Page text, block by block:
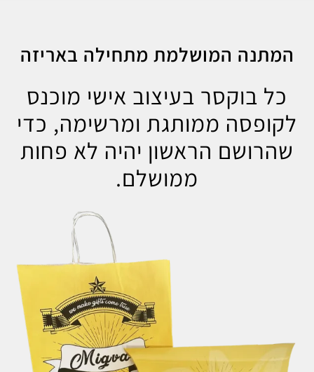
המתנה המושלמת מתחילה באריזה
כל בוקסר בעיצוב אישי מוכנס
לקופסה ממותגת ומרשימה, כדי
שהרושם הראשון יהיה לא פחות
ממושלם.